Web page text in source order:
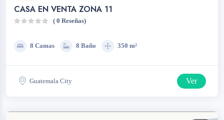
CASA EN VENTA ZONA 11
( 0 Reseñas)
8 Camas 8 Baño 350 m²
Guatemala City Ver